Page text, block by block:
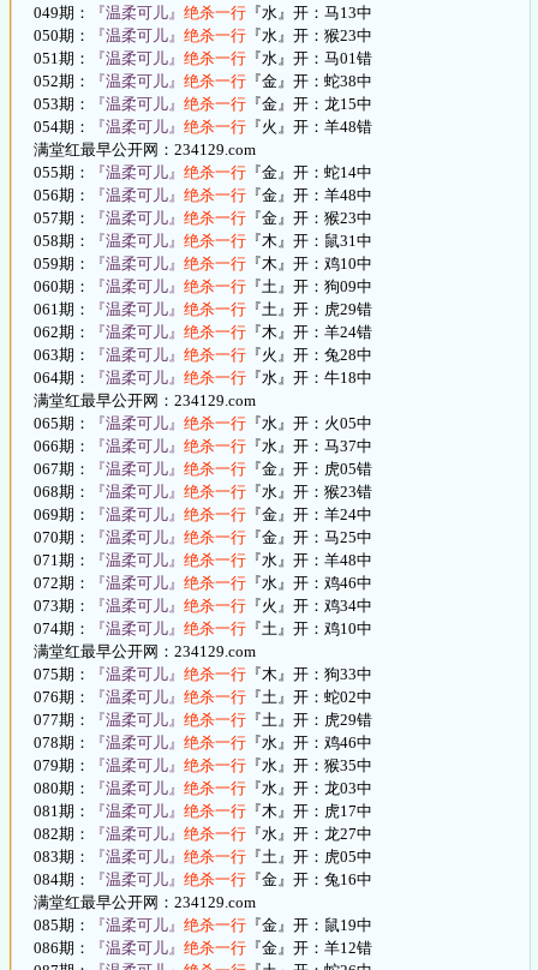
049期：
『温柔可儿』 绝杀一行 『水』开：马13中
050期：
『温柔可儿』 绝杀一行 『水』开：猴23中
051期：
『温柔可儿』 绝杀一行 『水』开：马01错
052期：
『温柔可儿』 绝杀一行 『金』开：蛇38中
053期：
『温柔可儿』 绝杀一行 『金』开：龙15中
054期：
『温柔可儿』 绝杀一行 『火』开：羊48错
满堂红最早公开网：234129.com
055期：
『温柔可儿』 绝杀一行 『金』开：蛇14中
056期：
『温柔可儿』 绝杀一行 『金』开：羊48中
057期：
『温柔可儿』 绝杀一行 『金』开：猴23中
058期：
『温柔可儿』 绝杀一行 『木』开：鼠31中
059期：
『温柔可儿』 绝杀一行 『木』开：鸡10中
060期：
『温柔可儿』 绝杀一行 『土』开：狗09中
061期：
『温柔可儿』 绝杀一行 『土』开：虎29错
062期：
『温柔可儿』 绝杀一行 『木』开：羊24错
063期：
『温柔可儿』 绝杀一行 『火』开：兔28中
064期：
『温柔可儿』 绝杀一行 『水』开：牛18中
满堂红最早公开网：234129.com
065期：
『温柔可儿』 绝杀一行 『水』开：火05中
066期：
『温柔可儿』 绝杀一行 『水』开：马37中
067期：
『温柔可儿』 绝杀一行 『金』开：虎05错
068期：
『温柔可儿』 绝杀一行 『水』开：猴23错
069期：
『温柔可儿』 绝杀一行 『金』开：羊24中
070期：
『温柔可儿』 绝杀一行 『金』开：马25中
071期：
『温柔可儿』 绝杀一行 『水』开：羊48中
072期：
『温柔可儿』 绝杀一行 『水』开：鸡46中
073期：
『温柔可儿』 绝杀一行 『火』开：鸡34中
074期：
『温柔可儿』 绝杀一行 『土』开：鸡10中
满堂红最早公开网：234129.com
075期：
『温柔可儿』 绝杀一行 『木』开：狗33中
076期：
『温柔可儿』 绝杀一行 『土』开：蛇02中
077期：
『温柔可儿』 绝杀一行 『土』开：虎29错
078期：
『温柔可儿』 绝杀一行 『水』开：鸡46中
079期：
『温柔可儿』 绝杀一行 『水』开：猴35中
080期：
『温柔可儿』 绝杀一行 『水』开：龙03中
081期：
『温柔可儿』 绝杀一行 『木』开：虎17中
082期：
『温柔可儿』 绝杀一行 『水』开：龙27中
083期：
『温柔可儿』 绝杀一行 『土』开：虎05中
084期：
『温柔可儿』 绝杀一行 『金』开：兔16中
满堂红最早公开网：234129.com
085期：
『温柔可儿』 绝杀一行 『金』开：鼠19中
086期：
『温柔可儿』 绝杀一行 『金』开：羊12错